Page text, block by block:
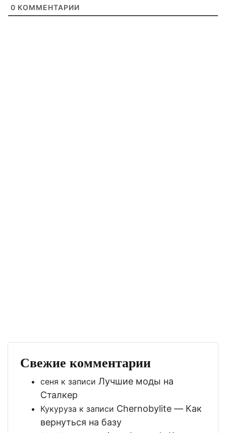
0 КОММЕНТАРИИ
Свежие комментарии
сеня к записи Лучшие моды на
Сталкер
Кукуруза к записи Chernobylite — Как
вернуться на базу